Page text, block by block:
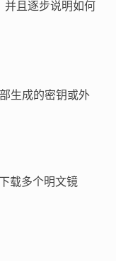
且逐步说明如何
生成的密钥或外
载多个明文镜